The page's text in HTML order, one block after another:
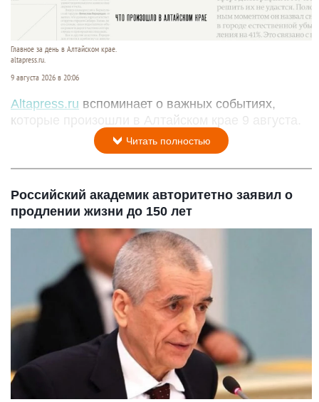
Главное за день в Алтайском крае.
altapress.ru.
9 августа 2026 в 20:06
Altapress.ru вспоминает о важных событиях,
которые произошли в Алтайском крае 9 августа.
Читать полностью
Российский академик авторитетно заявил о
продлении жизни до 150 лет